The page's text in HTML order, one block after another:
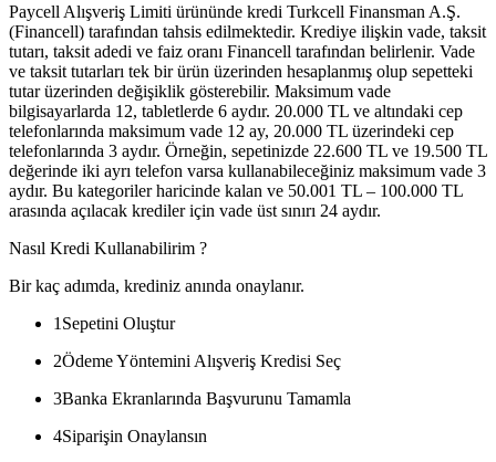
Paycell Alışveriş Limiti ürününde kredi Turkcell Finansman A.Ş.
(Financell) tarafından tahsis edilmektedir. Krediye ilişkin vade, taksit
tutarı, taksit adedi ve faiz oranı Financell tarafından belirlenir. Vade
ve taksit tutarları tek bir ürün üzerinden hesaplanmış olup sepetteki
tutar üzerinden değişiklik gösterebilir. Maksimum vade
bilgisayarlarda 12, tabletlerde 6 aydır. 20.000 TL ve altındaki cep
telefonlarında maksimum vade 12 ay, 20.000 TL üzerindeki cep
telefonlarında 3 aydır. Örneğin, sepetinizde 22.600 TL ve 19.500 TL
değerinde iki ayrı telefon varsa kullanabileceğiniz maksimum vade 3
aydır. Bu kategoriler haricinde kalan ve 50.001 TL – 100.000 TL
arasında açılacak krediler için vade üst sınırı 24 aydır.
Nasıl Kredi Kullanabilirim ?
Bir kaç adımda, krediniz anında onaylanır.
1 Sepetini Oluştur
2Ödeme Yöntemini Alışveriş Kredisi Seç
3Banka Ekranlarında Başvurunu Tamamla
4Siparişin Onaylansın